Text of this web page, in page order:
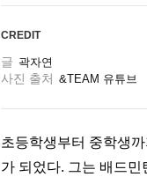
CREDIT
글 곽자연
사진 출처 &TEAM 유튜브
초등학생부터 중학생
가 되었다. 그는 배드